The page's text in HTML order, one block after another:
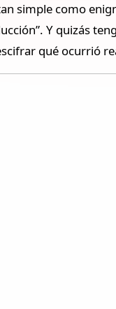
simple como
Y quizás
qué ocurrió